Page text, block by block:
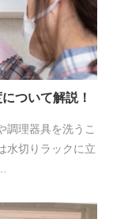
ついて解説！
調理器具を洗うこ
水切りラックに立